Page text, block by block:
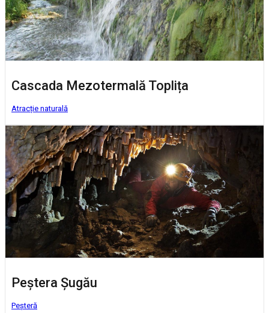
Cascada Mezotermală Toplița
Atracție naturală
Peștera Șugău
Peșteră